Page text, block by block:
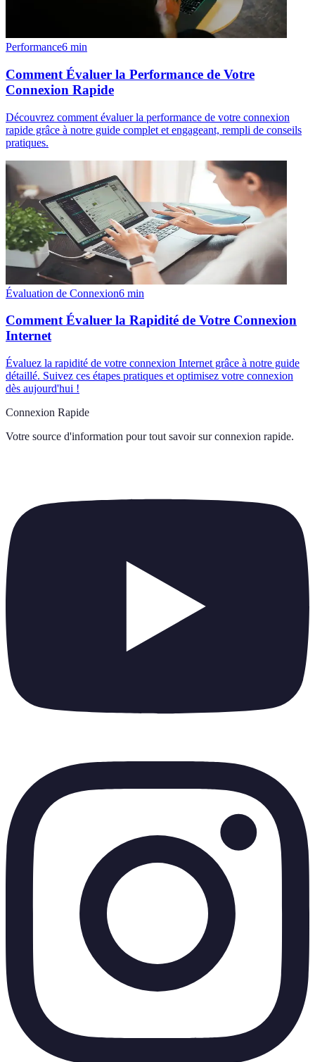
Performance6 min
Comment Évaluer la Performance de Votre
Connexion Rapide
Découvrez comment évaluer la performance de votre connexion
rapide grâce à notre guide complet et engageant, rempli de conseils
pratiques.
Évaluation de Connexion6 min
Comment Évaluer la Rapidité de Votre Connexion
Internet
Évaluez la rapidité de votre connexion Internet grâce à notre guide
détaillé. Suivez ces étapes pratiques et optimisez votre connexion
dès aujourd'hui !
Connexion Rapide
Votre source d'information pour tout savoir sur connexion rapide.